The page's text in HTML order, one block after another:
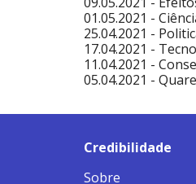
01.05.2021 -
25.04.2021 -
17.04.2021 -
11.04.2021 -
05.04.2021 -
Credibilidade
Sobre